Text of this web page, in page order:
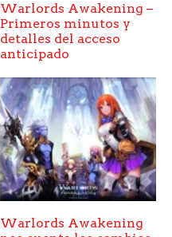
Warlords Awakening –
Primeros minutos y
detalles del acceso
anticipado
Warlords Awakening